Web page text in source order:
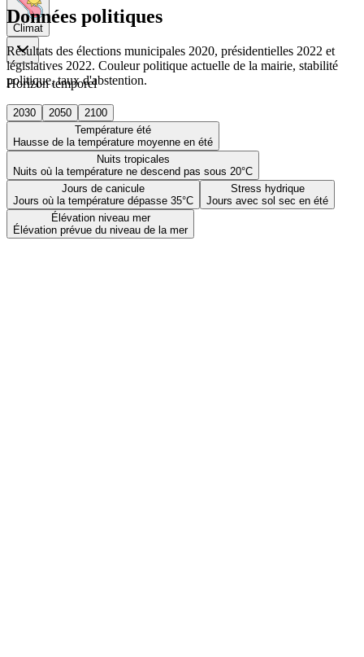
Climat
Horizon temporel
2030 2050
2100
Température été
Hausse de la température moyenne en été
Nuits tropicales
Nuits où la température ne descend pas sous 20°C
Jours de canicule
Jours où la température dépasse 35°C
Stress hydrique
Jours avec sol sec en été
Élévation niveau mer
Élévation prévue du niveau de la mer
Données politiques
Résultats des élections municipales 2020, présidentielles 2022 et
législatives 2022. Couleur politique actuelle de la mairie, stabilité
politique, taux d'abstention.